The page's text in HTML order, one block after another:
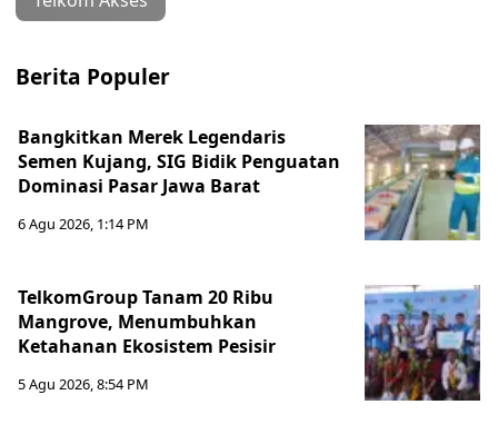
Berita Populer
Bangkitkan Merek Legendaris
Semen Kujang, SIG Bidik Penguatan
Dominasi Pasar Jawa Barat
6 Agu 2026, 1:14 PM
TelkomGroup Tanam 20 Ribu
Mangrove, Menumbuhkan
Ketahanan Ekosistem Pesisir
5 Agu 2026, 8:54 PM